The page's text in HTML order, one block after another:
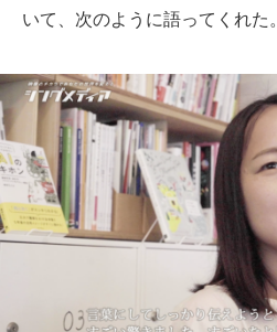
いて、次のように語ってくれた。